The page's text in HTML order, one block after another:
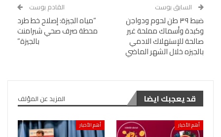
السابق بوست
ضبط ٣٩ طن لحوم ودواجن
وكبدة وأسماك مملحة غير
صالحة للإستهلاك الادمي
بالجيزه خلال الشهر الماضي
القادم بوست
“مياه الجيزة: إصلاح خط طرد
محطة صرف صحي شبرامنت
بالجيزة”
قد يعجبك ايضا المزيد عن المؤلف
أهم الأخبار أهم الأخبار